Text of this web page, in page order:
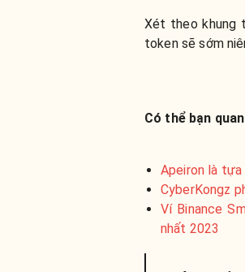
Xét theo khung
token sẽ sớm
Có thể bạn
Apeiron là
CyberKongz
Ví Binance
nhất 2023